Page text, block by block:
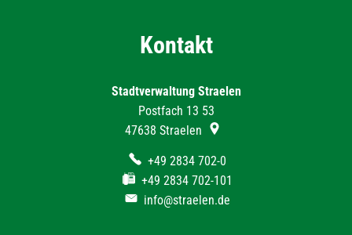
Kontakt
Stadtverwaltung Straelen
Postfach 13 53
47638 Straelen
+49 2834 702-0
+49 2834 702-101
info@straelen.de